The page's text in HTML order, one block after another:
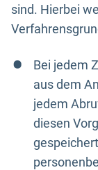
sind. Hierbei
Bei jedem
aus dem
jedem
diesen